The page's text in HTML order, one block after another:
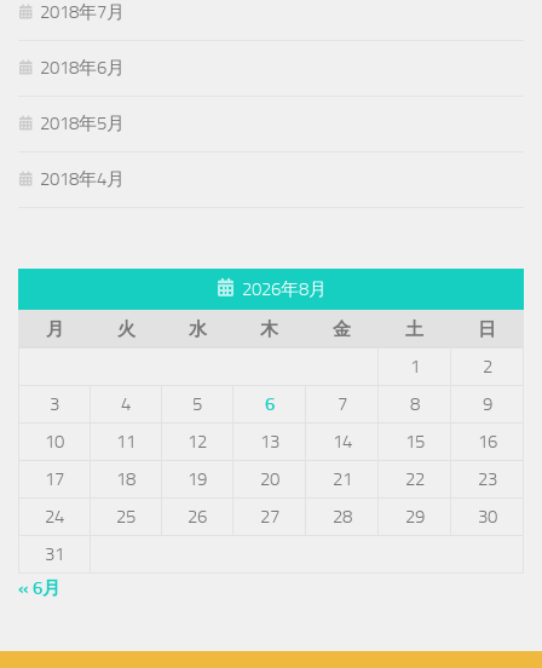
2018年7月
2018年6月
2018年5月
2018年4月
2026年8月
月
火 水 木 金 土
日
1
2
3
4 5 6 7 8
9
10
11 12 13 14 15
16
17
18 19 20 21 22
23
24
25 26 27 28 29
30
31
« 6月